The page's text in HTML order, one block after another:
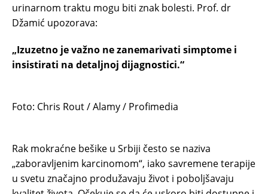
urinarnom traktu mogu biti znak bolesti. Prof. dr
Džamić upozorava:
„Izuzetno je važno ne zanemarivati simptome i
insistirati na detaljnoj dijagnostici.“
Foto: Chris Rout / Alamy / Profimedia
Rak mokraćne bešike u Srbiji često se naziva
„zaboravljenim karcinomom“, iako savremene terapije
u svetu značajno produžavaju život i poboljšavaju